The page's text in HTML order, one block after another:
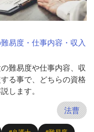
易度・仕事内容・収入
難易度や仕事内容、収
る事で、どちらの資格
します。
法曹